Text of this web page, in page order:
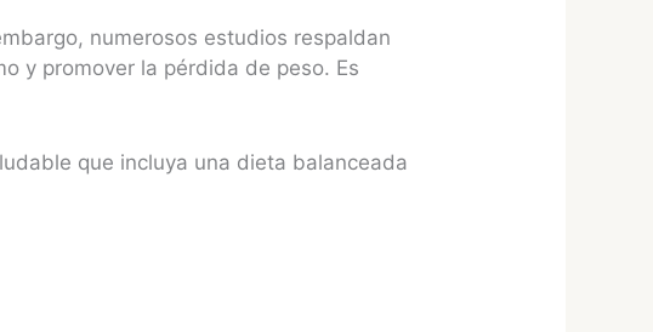
numerosos estudios respaldan
y promover la pérdida de peso. Es
que incluya una dieta balanceada